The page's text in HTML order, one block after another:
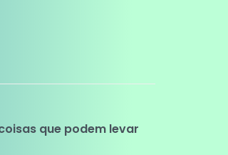
que podem levar